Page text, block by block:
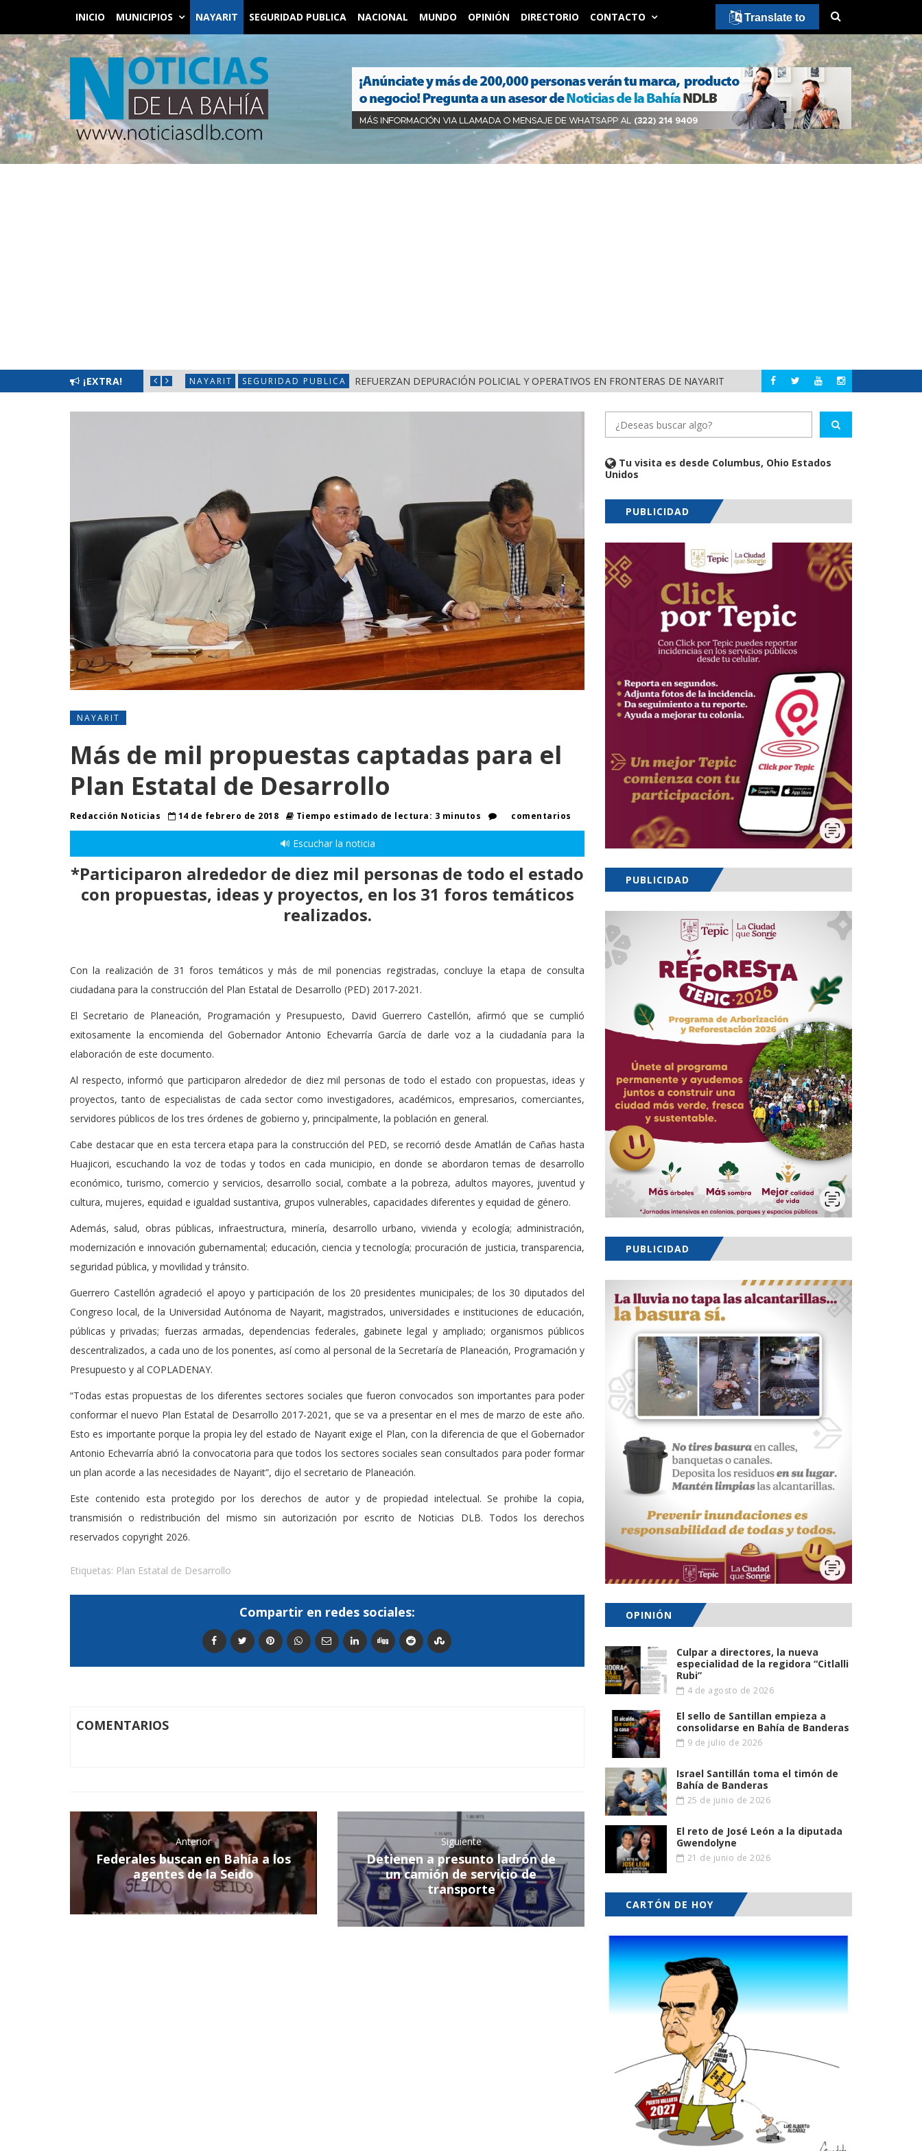
INICIO MUNICIPIOS NAYARIT SEGURIDAD PUBLICA NACIONAL MUNDO OPINIÓN DIRECTORIO CONTACTO
¡EXTRA!
EN BAHÍA DE BANDERAS NAYARIT SEGURIDAD PUBLICA REFUERZAN DEPURACIÓN POLICIAL Y OPERATIVOS EN FRONTERAS DE NAYARIT NAYARIT MUNICIPIOS DE
NAYARIT
Más de mil propuestas captadas para el
Plan Estatal de Desarrollo
Redacción Noticias 14 de febrero de 2018 Tiempo estimado de lectura: 3 minutos comentarios
🔊 Escuchar la noticia
*Participaron alrededor de diez mil personas de todo el estado
con propuestas, ideas y proyectos, en los 31 foros temáticos
realizados.
Con la realización de 31 foros temáticos y más de mil ponencias registradas, concluye la etapa de consulta
ciudadana para la construcción del Plan Estatal de Desarrollo (PED) 2017-2021.
El Secretario de Planeación, Programación y Presupuesto, David Guerrero Castellón, afirmó que se cumplió
exitosamente la encomienda del Gobernador Antonio Echevarría García de darle voz a la ciudadanía para la
elaboración de este documento.
Al respecto, informó que participaron alrededor de diez mil personas de todo el estado con propuestas, ideas y
proyectos, tanto de especialistas de cada sector como investigadores, académicos, empresarios, comerciantes,
servidores públicos de los tres órdenes de gobierno y, principalmente, la población en general.
Cabe destacar que en esta tercera etapa para la construcción del PED, se recorrió desde Amatlán de Cañas hasta
Huajicori, escuchando la voz de todas y todos en cada municipio, en donde se abordaron temas de desarrollo
económico, turismo, comercio y servicios, desarrollo social, combate a la pobreza, adultos mayores, juventud y
cultura, mujeres, equidad e igualdad sustantiva, grupos vulnerables, capacidades diferentes y equidad de género.
Además, salud, obras públicas, infraestructura, minería, desarrollo urbano, vivienda y ecología; administración,
modernización e innovación gubernamental; educación, ciencia y tecnología; procuración de justicia, transparencia,
seguridad pública, y movilidad y tránsito.
Guerrero Castellón agradeció el apoyo y participación de los 20 presidentes municipales; de los 30 diputados del
Congreso local, de la Universidad Autónoma de Nayarit, magistrados, universidades e instituciones de educación,
públicas y privadas; fuerzas armadas, dependencias federales, gabinete legal y ampliado; organismos públicos
descentralizados, a cada uno de los ponentes, así como al personal de la Secretaría de Planeación, Programación y
Presupuesto y al COPLADENAY.
“Todas estas propuestas de los diferentes sectores sociales que fueron convocados son importantes para poder
conformar el nuevo Plan Estatal de Desarrollo 2017-2021, que se va a presentar en el mes de marzo de este año.
Esto es importante porque la propia ley del estado de Nayarit exige el Plan, con la diferencia de que el Gobernador
Antonio Echevarría abrió la convocatoria para que todos los sectores sociales sean consultados para poder formar
un plan acorde a las necesidades de Nayarit”, dijo el secretario de Planeación.
Este contenido esta protegido por los derechos de autor y de propiedad intelectual. Se prohibe la copia,
transmisión o redistribución del mismo sin autorización por escrito de Noticias DLB. Todos los derechos
reservados copyright 2026.
Etiquetas: Plan Estatal de Desarrollo
Compartir en redes sociales:
COMENTARIOS
Anterior
Federales buscan en Bahía a los
agentes de la Seido
Siguiente
Detienen a presunto ladrón de
un camión de servicio de
transporte
Tu visita es desde Columbus, Ohio Estados
Unidos
PUBLICIDAD
PUBLICIDAD
PUBLICIDAD
OPINIÓN
Culpar a directores, la nueva
especialidad de la regidora “Citlalli
Rubi”
4 de agosto de 2026
El sello de Santillan empieza a
consolidarse en Bahía de Banderas
9 de julio de 2026
Israel Santillán toma el timón de
Bahía de Banderas
25 de junio de 2026
El reto de José León a la diputada
Gwendolyne
21 de junio de 2026
CARTÓN DE HOY
Translate to